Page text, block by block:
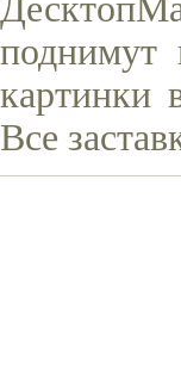
поднимут
картинки
Все